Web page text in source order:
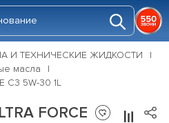
И ТЕХНИЧЕСКИЕ ЖИДКОСТИ
масла
C3 5W-30 1L
FORCE